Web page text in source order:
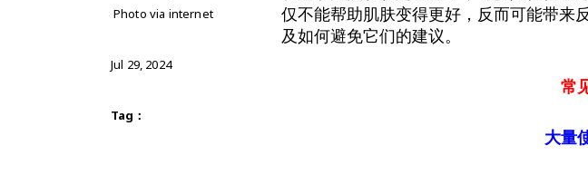
Photo via internet
Jul 29, 2024
Tag：
仅不能帮助肌肤变得更好，反而可能带来
及如何避免它们的建议。
常
大量